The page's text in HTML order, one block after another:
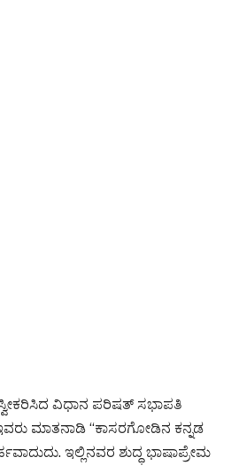
ವಿಧಾನ ಪರಿಷತ್ ಸಭಾಪತಿ
ಮಾತನಾಡಿ “ಕಾಸರಗೋಡಿನ ಕನ್ನಡ
ಇಲ್ಲಿನವರ ಶುದ್ಧ ಭಾಷಾಪ್ರೇಮ